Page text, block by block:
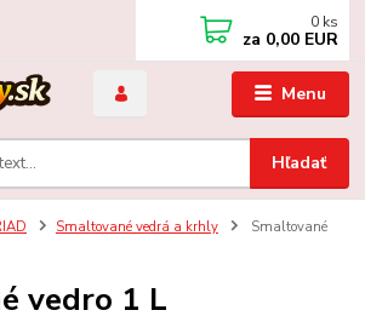
Menu
Hľadať
0 ks
za 0,00 EUR
Smaltované vedrá a krhly
Smaltované
vedro 1 L